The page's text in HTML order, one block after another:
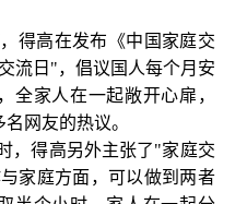
得高在发布《中国家庭交
流日"，倡议国人每个月安
全家人在一起敞开心扉，
网友的热议。
得高另外主张了"家庭交
家庭方面，可以做到两者